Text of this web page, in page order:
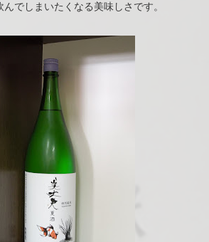
でしまいたくなる美味しさです。